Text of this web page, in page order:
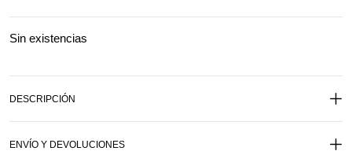
Sin existencias
DESCRIPCIÓN
ENVÍO Y DEVOLUCIONES